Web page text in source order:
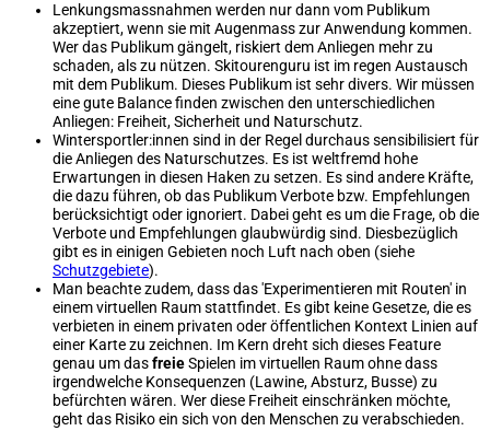
Lenkungsmassnahmen werden nur dann vom Publikum
akzeptiert, wenn sie mit Augenmass zur Anwendung kommen.
Wer das Publikum gängelt, riskiert dem Anliegen mehr zu
schaden, als zu nützen. Skitourenguru ist im regen Austausch
mit dem Publikum. Dieses Publikum ist sehr divers. Wir müssen
eine gute Balance finden zwischen den unterschiedlichen
Anliegen: Freiheit, Sicherheit und Naturschutz.
Wintersportler:innen sind in der Regel durchaus sensibilisiert für
die Anliegen des Naturschutzes. Es ist weltfremd hohe
Erwartungen in diesen Haken zu setzen. Es sind andere Kräfte,
die dazu führen, ob das Publikum Verbote bzw. Empfehlungen
berücksichtigt oder ignoriert. Dabei geht es um die Frage, ob die
Verbote und Empfehlungen glaubwürdig sind. Diesbezüglich
gibt es in einigen Gebieten noch Luft nach oben (siehe
Schutzgebiete).
Man beachte zudem, dass das 'Experimentieren mit Routen' in
einem virtuellen Raum stattfindet. Es gibt keine Gesetze, die es
verbieten in einem privaten oder öffentlichen Kontext Linien auf
einer Karte zu zeichnen. Im Kern dreht sich dieses Feature
genau um dasfreieSpielen im virtuellen Raum ohne dass
irgendwelche Konsequenzen (Lawine, Absturz, Busse) zu
befürchten wären. Wer diese Freiheit einschränken möchte,
geht das Risiko ein sich von den Menschen zu verabschieden.